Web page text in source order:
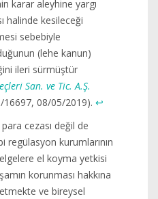
karar aleyhine yargı
halinde kesileceği
sebebiyle
(lehe kanun)
ileri sürmüştür
San. ve Tic. A.Ş.
16697, 08/05/2019). ↩︎
cezası değil de
regülasyon kurumlarının
el koyma yetkisi
korunması hakkına
ve bireysel